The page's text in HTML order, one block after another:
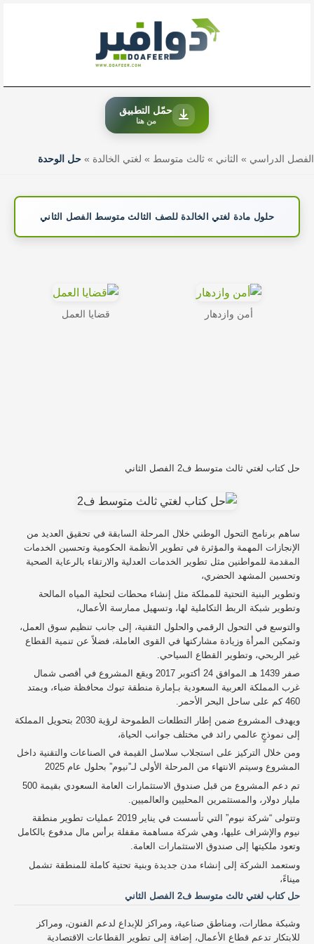
حمّل التطبيق
من هنا
الفصل الدراسي » الثاني » ثالث متوسط » لغتي الخالدة » حل الوحدة
حلول مادة لغتي الخالدة للصف الثالث متوسط الفصل الثاني
أمن وازدهار قضايا العمل
حل كتاب لغتي ثالث متوسط ف2 الفصل الثاني
ساهم برنامج التحول الوطني خلال المرحلة السابقة في تحقيق العديد من
الإنجازات المهمة والمؤثرة في تطوير الأنظمة الحكومية وتحسين الخدمات
المقدمة للمواطنين مثل تطوير الخدمات العدلية والارتقاء بالرعاية الصحية
وتحسين المشهد الحضري،
وتطوير البنية التحتية للمملكة مثل إنشاء محطات لتحلية المياه المالحة
وتطوير شبكة الربط التكاملية لها، وتسهيل ممارسة الأعمال،
والتوسع في التحول الرقمي والحلول التقنية، إلى جانب تنظيم سوق العمل،
وتمكين المرأة وزيادة مشاركتها في القوى العاملة، فضلاً عن تنمية القطاع
غير الربحي، وتطوير القطاع السياحي.
صفر 1439 هـ الموافق 24 أكتوبر 2017 ويقع المشروع في أقصى شمال
غرب المملكة العربية السعودية بـإمارة منطقة تبوك محافظة ضباء، ويمتد
460 كم على ساحل البحر الأحمر.
ويهدف المشروع ضمن إطار التطلعات الطموحة لرؤية 2030 بتحويل المملكة
إلى نموذجٍ عالمي رائد في مختلف جوانب الحياة،
ومن خلال التركيز على استجلاب سلاسل القيمة في الصناعات والتقنية داخل
المشروع وسيتم الانتهاء من المرحلة الأولى لـ”نيوم” بحلول عام 2025
تم دعم المشروع من قبل صندوق الاستثمارات العامة السعودي بقيمة 500
مليار دولار، والمستثمرين المحليين والعالميين.
وتتولى “شركة نيوم” التي تأسست في يناير 2019 عمليات تطوير منطقة
نيوم والإشراف عليها، وهي شركة مساهمة مقفلة برأس مال مدفوع بالكامل
وتعود ملكيتها إلى صندوق الاستثمارات العامة.
وستعمد الشركة إلى إنشاء مدن جديدة وبنية تحتية كاملة للمنطقة تشمل
ميناءً،
حل كتاب لغتي ثالث متوسط ف2 الفصل الثاني
وشبكة مطارات، ومناطق صناعية، ومراكز للإبداع لدعم الفنون، ومراكز
للابتكار تدعم قطاع الأعمال، إضافة إلى تطوير القطاعات الاقتصادية